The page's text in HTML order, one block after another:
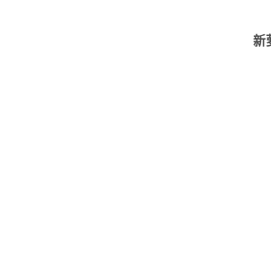
新